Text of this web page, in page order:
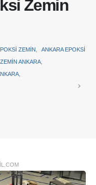
Zemin
ZEMIN
ANKARA EPOKSI
ANKARA